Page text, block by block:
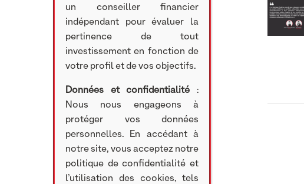
un conseiller financier
indépendant pour évaluer la
pertinence de tout
investissement en fonction de
votre profil et de vos objectifs.
Données et confidentialité :
Nous nous engageons à
protéger vos données
personnelles. En accédant à
notre site, vous acceptez notre
politique de confidentialité et
l’utilisation des cookies, tels